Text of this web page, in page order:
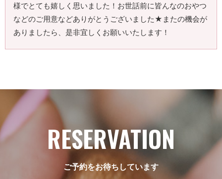
様でとても嬉しく思いました！お世話前に皆んなのおやつ
などのご用意などありがとうございました★またの機会が
ありましたら、是非宜しくお願いいたします！
RESERVATION
ご予約をお待ちしています